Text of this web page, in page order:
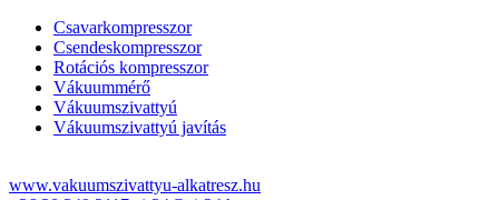
Csavarkompresszor
Csendeskompresszor
Rotációs kompresszor
Vákuummérő
Vákuumszivattyú
Vákuumszivattyú javítás
www.vakuumszivattyu-alkatresz.hu